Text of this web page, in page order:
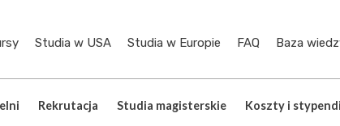
Studia w USA Studia w Europie FAQ Baza
Rekrutacja Studia magisterskie Koszty i